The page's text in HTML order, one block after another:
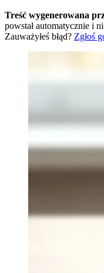
Treść wygenerowana
powstał automatycznie i
Zauważyłeś błąd? Zgłoś